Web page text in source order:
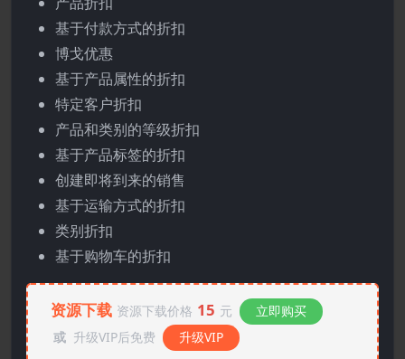
基于付款方式的折扣
博戈优惠
基于产品属性的折扣
特定客户折扣
产品和类别的等级折扣
基于产品标签的折扣
创建即将到来的销售
基于运输方式的折扣
类别折扣
基于购物车的折扣
资源下载 资源下载价格 15 元
立即购买
或 升级VIP后免费 升级VIP